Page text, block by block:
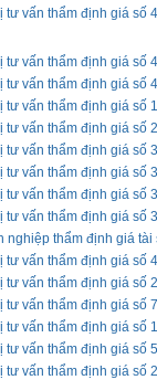
tư vấn thẩm định giá số
tư vấn thẩm định giá số
tư vấn thẩm định giá số
tư vấn thẩm định giá số
tư vấn thẩm định giá số
tư vấn thẩm định giá số
tư vấn thẩm định giá số
tư vấn thẩm định giá số
tư vấn thẩm định giá số
nghiệp thẩm định giá
tư vấn thẩm định giá số
tư vấn thẩm định giá số
tư vấn thẩm định giá số
tư vấn thẩm định giá số
tư vấn thẩm định giá số
tư vấn thẩm định giá số